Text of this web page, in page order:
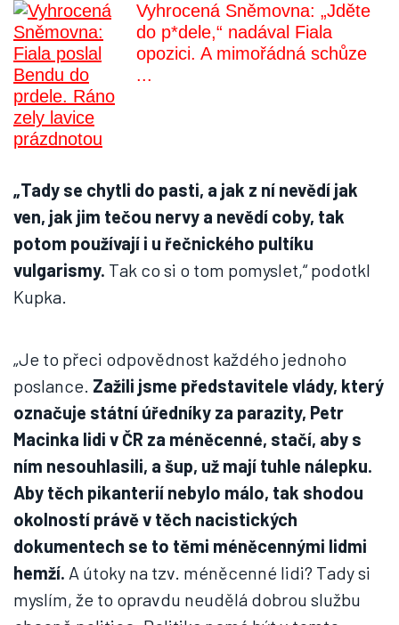
Vyhrocená Sněmovna: „Jděte
do p*dele,“ nadával Fiala
opozici. A mimořádná schůze
...
„Tady se chytli do pasti, a jak z ní nevědí jak
ven, jak jim tečou nervy a nevědí coby, tak
potom používají i u řečnického pultíku
vulgarismy. Tak co si o tom pomyslet,“ podotkl
Kupka.
„Je to přeci odpovědnost každého jednoho
poslance. Zažili jsme představitele vlády, který
označuje státní úředníky za parazity, Petr
Macinka lidi v ČR za méněcenné, stačí, aby s
ním nesouhlasili, a šup, už mají tuhle nálepku.
Aby těch pikanterií nebylo málo, tak shodou
okolností právě v těch nacistických
dokumentech se to těmi méněcennými lidmi
hemží. A útoky na tzv. méněcenné lidi? Tady si
myslím, že to opravdu neudělá dobrou službu